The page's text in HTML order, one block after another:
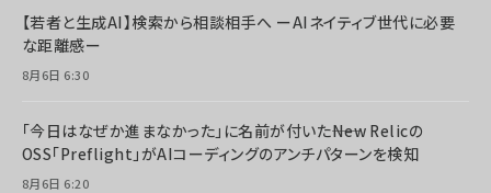
【若者と生成AI】検索から相談相手へ ーAIネイティブ世代に必要
な距離感ー
8月6日 6:30
「今日はなぜか進まなかった」に名前が付いた――New Relicの
OSS「Preflight」がAIコーディングのアンチパターンを検知
8月6日 6:20